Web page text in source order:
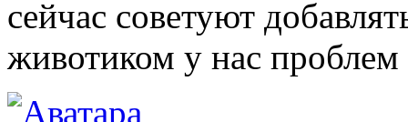
сейчас советуют
животиком у нас